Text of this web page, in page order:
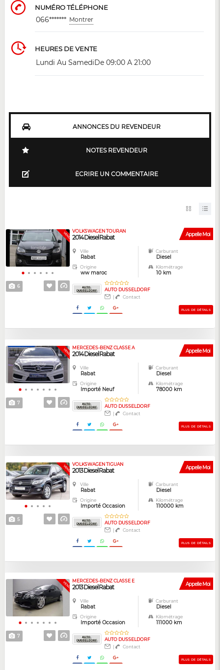
NUMÉRO TÉLÉPHONE
066******* Montrer
HEURES DE VENTE
Lundi Au SamediDe 09:00 A 21:00
ANNONCES DU REVENDEUR
NOTES REVENDEUR
ECRIRE UN COMMENTAIRE
6
VENDUE Appelle Moi
VOLKSWAGEN TOURAN
2014 Diesel Rabat
Ville
Rabat
Carburant
Diesel
Origine
ww maroc
Kilométrage
10 km
AUTO DUSSELDORF
|
Contact
PLUS DE DÉTAILS
7
VENDUE Appelle Moi
MERCEDES-BENZ CLASSE A
2014 Diesel Rabat
Ville
Rabat
Carburant
Diesel
Origine
Importé Neuf
Kilométrage
78000 km
AUTO DUSSELDORF
|
Contact
PLUS DE DÉTAILS
5
VENDUE Appelle Moi
VOLKSWAGEN TIGUAN
2013 Diesel Rabat
Ville
Rabat
Carburant
Diesel
Origine
Importé Occasion
Kilométrage
110000 km
AUTO DUSSELDORF
|
Contact
PLUS DE DÉTAILS
7
GARANTIE
VENDUE Appelle Moi
MERCEDES-BENZ CLASSE E
2013 Diesel Rabat
Ville
Rabat
Carburant
Diesel
Origine
Importé Occasion
Kilométrage
111000 km
AUTO DUSSELDORF
|
Contact
PLUS DE DÉTAILS